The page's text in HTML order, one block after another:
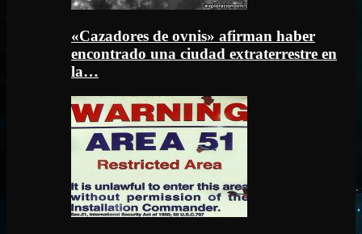
«Cazadores de ovnis» afirman haber
encontrado una ciudad extraterrestre en
la…